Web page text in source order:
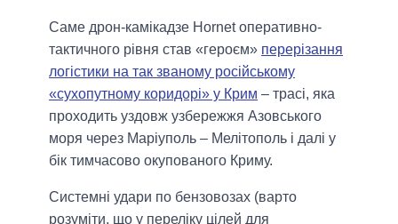
Саме дрон-камікадзе Hornet оперативно-
тактичного рівня став «героєм» перерізання
логістики на так званому російському
«сухопутному коридорі» у Крим – трасі, яка
проходить уздовж узбережжя Азовського
моря через Маріуполь – Мелітополь і далі у
бік тимчасово окупованого Криму.
Системні удари по бензовозах (варто
розуміти, що у переліку цілей для